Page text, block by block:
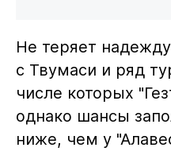
Не теряет
с Твумаси и ряд
числе которых
однако шансы
ниже, чем у